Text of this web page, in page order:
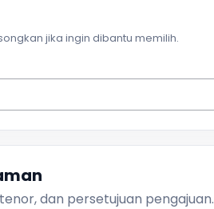
jika ingin dibantu memilih.
dan persetujuan pengajuan.